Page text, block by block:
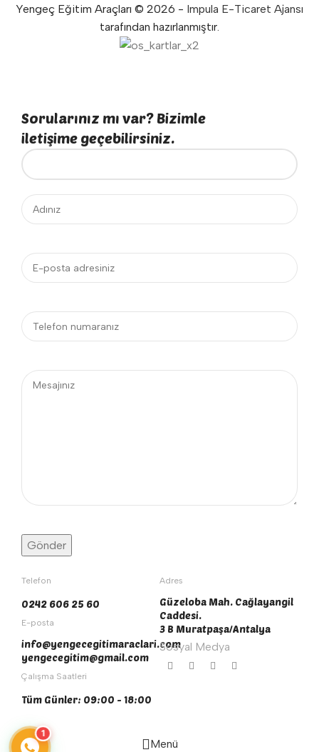
Yengeç Eğitim Araçları © 2026 - Impula E-Ticaret Ajansı
tarafından hazırlanmıştır.
Sorularınız mı var? Bizimle
iletişime geçebilirsiniz.
Telefon
0242 606 25 60
E-posta
info@yengecegitimaraclari.com
yengecegitim@gmail.com
Çalışma Saatleri
Tüm Günler: 09:00 - 18:00
Adres
Güzeloba Mah. Cağlayangil
Caddesi.
3 B Muratpaşa/Antalya
Sosyal Medya
Menü
1